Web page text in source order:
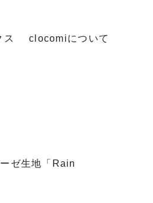
ス clocomiについて
ゼ生地「Rain